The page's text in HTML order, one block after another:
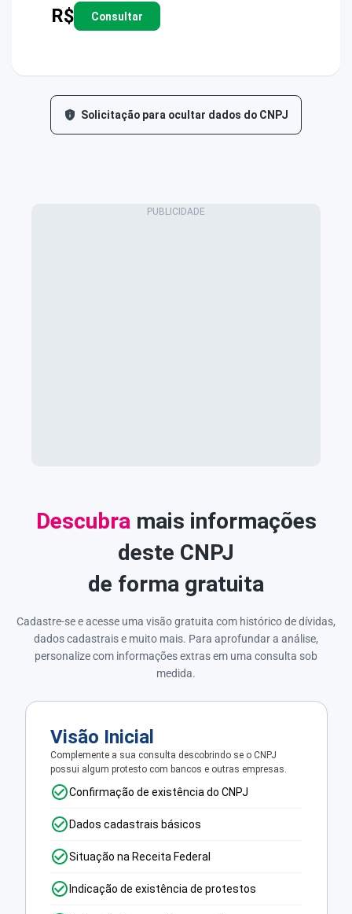
R$ Consultar
Solicitação para ocultar dados do CNPJ
Descubra mais informações
deste CNPJ
de forma gratuita
Cadastre-se e acesse uma visão gratuita com histórico de dívidas,
dados cadastrais e muito mais. Para aprofundar a análise,
personalize com informações extras em uma consulta sob
medida.
Visão Inicial
Complemente a sua consulta descobrindo se o CNPJ
possui algum protesto com bancos e outras empresas.
Confirmação de existência do CNPJ
Dados cadastrais básicos
Situação na Receita Federal
Indicação de existência de protestos